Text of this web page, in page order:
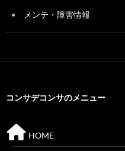
メンテ・障害情報
コンサデコンサのメニュー
HOME